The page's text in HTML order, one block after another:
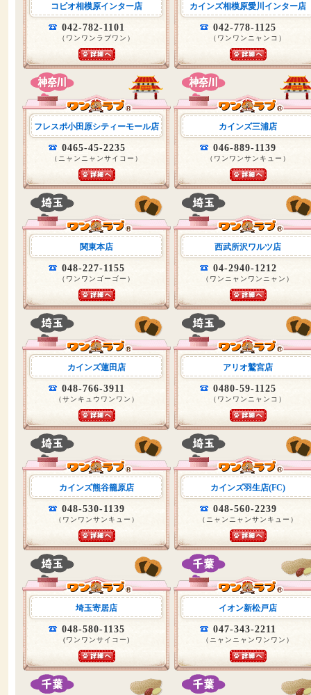
コピオ相模原インター店
042-782-1101
（ワンワンラブワン）
カインズ相模原愛川インター店
042-778-1125
（ワンワンニャンコ）
フレスポ小田原シティーモール店
0465-45-2235
（ニャンニャンサイコー）
カインズ三浦店
046-889-1139
（ワンワンサンキュー）
関東本店
048-227-1155
（ワンワンゴーゴー）
西武所沢ワルツ店
04-2940-1212
（ワンニャンワンニャン）
カインズ蓮田店
048-766-3911
（サンキュウワンワン）
アリオ鷲宮店
0480-59-1125
（ワンワンニャンコ）
カインズ熊谷籠原店
048-530-1139
（ワンワンサンキュー）
カインズ羽生店(FC)
048-560-2239
（ニャンニャンサンキュー）
埼玉寄居店
048-580-1135
(ワンワンサイコー)
イオン新松戸店
047-343-2211
（ニャンニャンワンワン）